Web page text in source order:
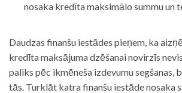
nosaka kredīta maksimālo summu un
Daudzas finanšu iestādes pieņem, ka
kredīta maksājuma dzēšanai novirzīs
paliks pēc ikmēneša izdevumu segšanas,
tās. Turklāt katra finanšu iestāde nosaka